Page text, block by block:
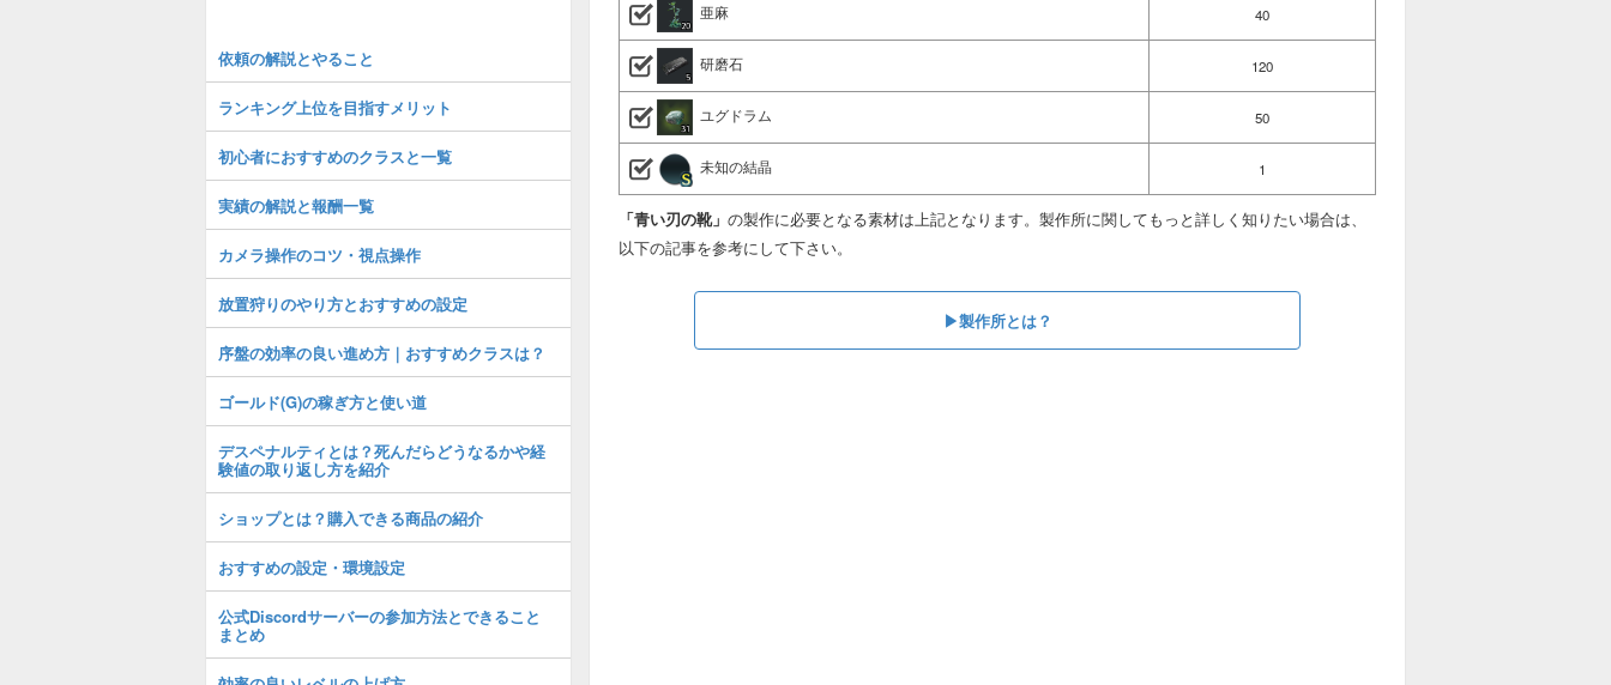
亜麻 40
研磨石 120
ユグドラム 50
未知の結晶 1
「青い刃の靴」 の製作に必要となる素材は上記となります。製作所に関してもっと詳しく知りたい場合は、
以下の記事を参考にして下さい。
▶製作所とは？
依頼の解説とやること
ランキング上位を目指すメリット
初心者におすすめのクラスと一覧
実績の解説と報酬一覧
カメラ操作のコツ・視点操作
放置狩りのやり方とおすすめの設定
序盤の効率の良い進め方｜おすすめクラスは？
ゴールド(G)の稼ぎ方と使い道
デスペナルティとは？死んだらどうなるかや経
験値の取り返し方を紹介
ショップとは？購入できる商品の紹介
おすすめの設定・環境設定
公式Discordサーバーの参加方法とできること
まとめ